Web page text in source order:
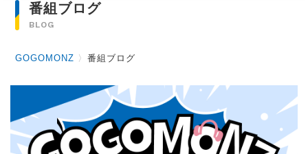
番組ブログ
BLOG
GOGOMONZ 〉番組ブログ